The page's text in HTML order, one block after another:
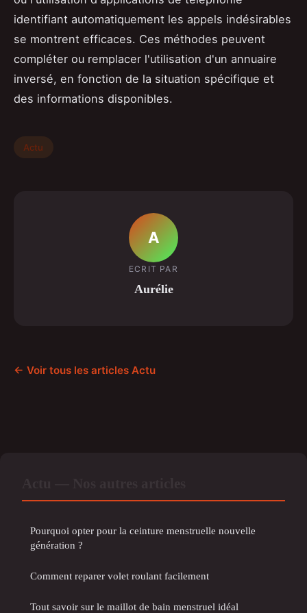
identifiant automatiquement les appels indésirables
se montrent efficaces. Ces méthodes peuvent
compléter ou remplacer l'utilisation d'un annuaire
inversé, en fonction de la situation spécifique et
des informations disponibles.
Actu
A
ECRIT PAR
Aurélie
← Voir tous les articles Actu
Pourquoi opter pour la ceinture menstruelle nouvelle
génération ?
Comment reparer volet roulant facilement
Tout savoir sur le maillot de bain menstruel idéal